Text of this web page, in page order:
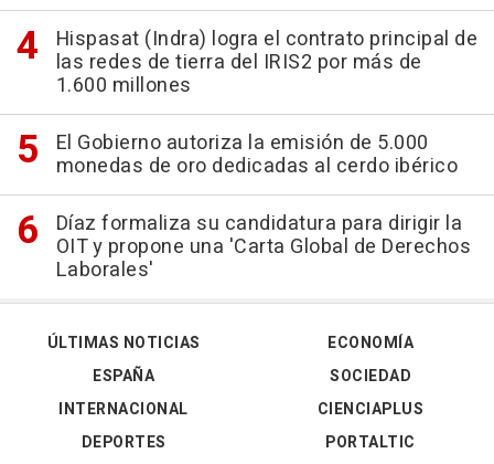
Hispasat (Indra) logra el contrato principal de
las redes de tierra del IRIS2 por más de
1.600 millones
El Gobierno autoriza la emisión de 5.000
monedas de oro dedicadas al cerdo ibérico
Díaz formaliza su candidatura para dirigir la
OIT y propone una 'Carta Global de Derechos
Laborales'
ÚLTIMAS NOTICIAS
ESPAÑA
INTERNACIONAL
DEPORTES
ECONOMÍA
SOCIEDAD
CIENCIAPLUS
PORTALTIC